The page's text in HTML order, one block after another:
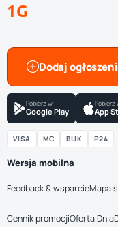
1G
Dodaj
Pobierz w
Google Play
Pobierz
App
VISA MC BLIK P24
Wersja mobilna
Feedback & wsparcieMapa
Cennik promocjiOferta Dnia